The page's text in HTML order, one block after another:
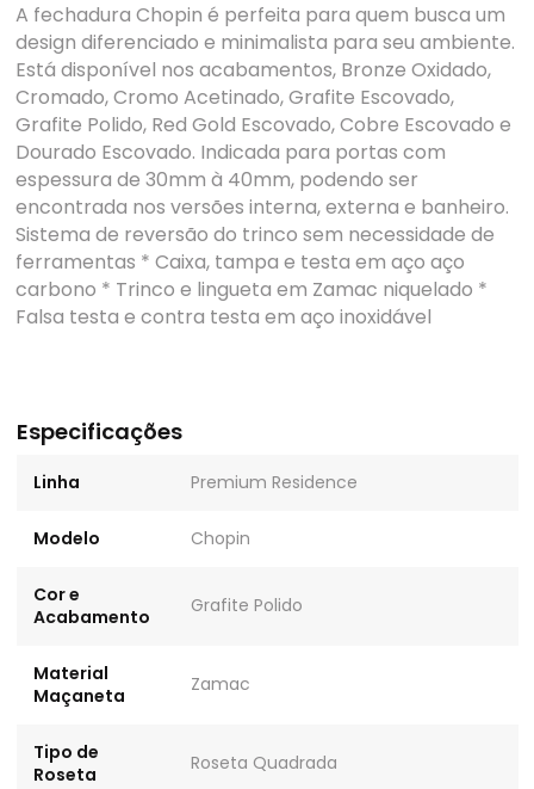
A fechadura Chopin é perfeita para quem busca um
design diferenciado e minimalista para seu ambiente.
Está disponível nos acabamentos, Bronze Oxidado,
Cromado, Cromo Acetinado, Grafite Escovado,
Grafite Polido, Red Gold Escovado, Cobre Escovado e
Dourado Escovado. Indicada para portas com
espessura de 30mm à 40mm, podendo ser
encontrada nos versões interna, externa e banheiro.
Sistema de reversão do trinco sem necessidade de
ferramentas * Caixa, tampa e testa em aço aço
carbono * Trinco e lingueta em Zamac niquelado *
Falsa testa e contra testa em aço inoxidável
Especificações
Linha Premium Residence
Modelo Chopin
Cor e
Acabamento
Grafite Polido
Material
Maçaneta
Zamac
Tipo de
Roseta
Roseta Quadrada